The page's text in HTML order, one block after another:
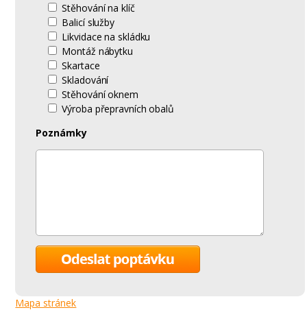
Stěhování na klíč
Balicí služby
Likvidace na skládku
Montáž nábytku
Skartace
Skladování
Stěhování oknem
Výroba přepravních obalů
Poznámky
Mapa stránek